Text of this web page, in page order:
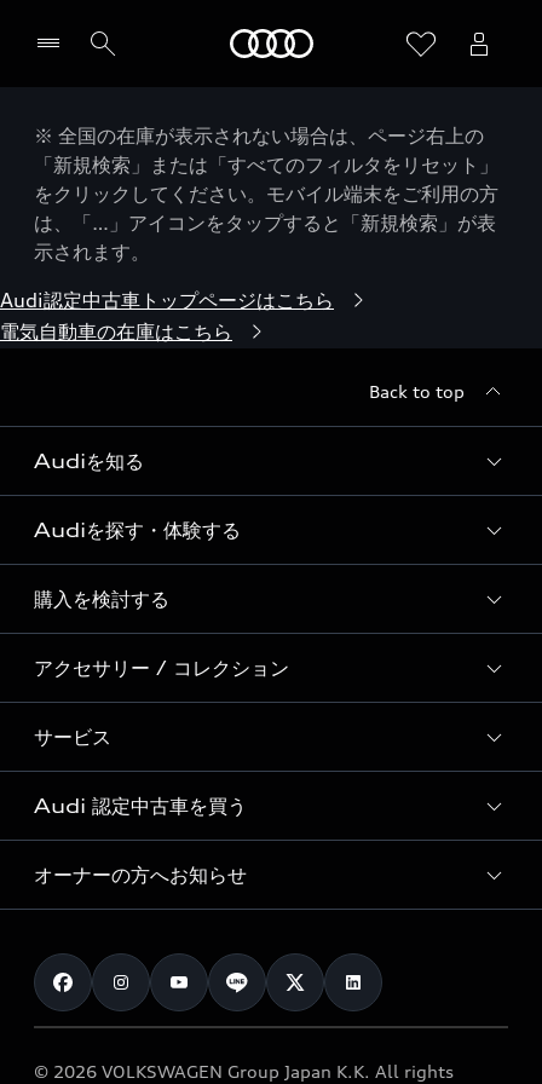
※ 全国の在庫が表示されない場合は、ページ右上の
「新規検索」または「すべてのフィルタをリセット」
をクリックしてください。モバイル端末をご利用の方
は、「…」アイコンをタップすると「新規検索」が表
示されます。
Audi認定中古車トップページはこちら
電気自動車の在庫はこちら
Back to top
Audiを知る
Audi ブランド
Story of Progress
Audi Sport
Formula 1®
デジタルサービス
Audiを探す・体験する
ディーラー検索
新車在庫検索
試乗車・展示車検索
見積り依頼
試乗予約
購入を検討する
モデル一覧
特別仕様モデル / 限定モデル
e-tronラインアップ
価格シミュレーション
車両比較
カタログ一覧
アクセサリー / コレクション
純正アクセサリー
オンラインショップ
Audi collection
アウディナビアプリ
サービス
サービス入庫予約
サービスプログラム
メンテナンス
車検 / 定期点検
e-tronアフターサポート
Audi 認定中古車を買う
Audi認定中古車
クオリティ
保証
メンテナンス
オーナーの方へお知らせ
お知らせ
オーナー様向けキャンペーン
© 2026 VOLKSWAGEN Group Japan K.K. All rights